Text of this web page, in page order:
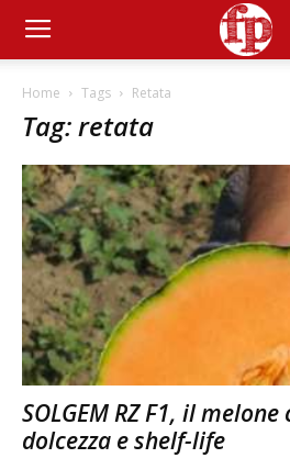
Home Tags Retata
Tag: retata
SOLGEM RZ F1, il
dolcezza e shelf-life